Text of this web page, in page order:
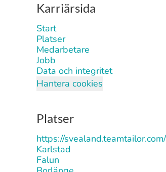
Karriärsida
Start
Platser
Medarbetare
Jobb
Data och integritet
Hantera cookies
Platser
https://
Karlstad
Falun